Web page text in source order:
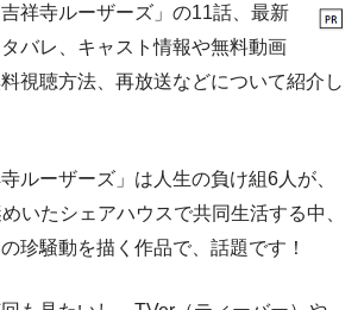
祥寺ルーザーズ」の11話、最新
バレ、キャスト情報や無料動画
視聴方法、再放送などについて紹介し
ルーザーズ」は人生の負け組6人が、
いたシェアハウスで共同生活する中、
珍騒動を描く作品で、話題です！